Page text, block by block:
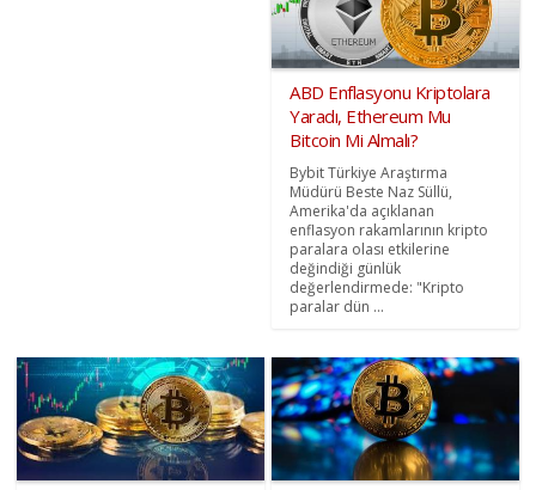
ABD Enflasyonu Kriptolara
Yaradı, Ethereum Mu
Bitcoin Mi Almalı?
Bybit Türkiye Araştırma
Müdürü Beste Naz Süllü,
Amerika'da açıklanan
enflasyon rakamlarının kripto
paralara olası etkilerine
değindiği günlük
değerlendirmede: "Kripto
paralar dün ...